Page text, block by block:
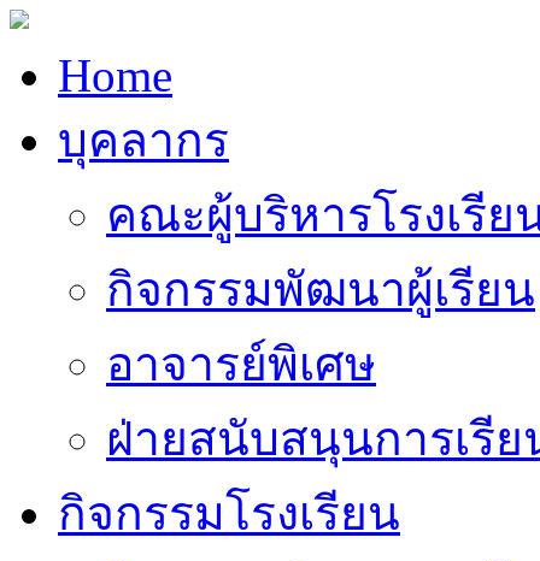
Home
บุคลากร
คณะผู้บริหารโรงเรีย
กิจกรรมพัฒนาผู้เรียน
อาจารย์พิเศษ
ฝ่ายสนับสนุนการเรี
กิจกรรมโรงเรียน